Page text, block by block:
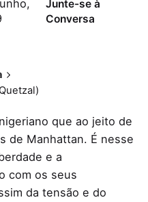
Junte-se à
Conversa
que ao jeito de
de Manhattan. É nesse
e a
com os seus
da tensão e do